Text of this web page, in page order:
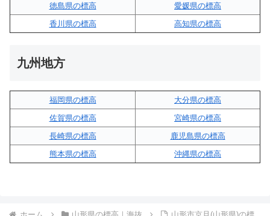
徳島県の標高
愛媛県の標高
香川県の標高
高知県の標高
九州地方
福岡県の標高
大分県の標高
佐賀県の標高
宮崎県の標高
長崎県の標高
鹿児島県の標高
熊本県の標高
沖縄県の標高